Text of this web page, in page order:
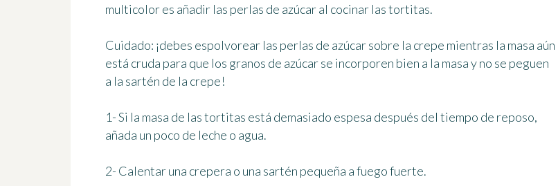
multicolor es añadir las perlas de azúcar al cocinar las tortitas.
Cuidado: ¡debes espolvorear las perlas de azúcar sobre la crepe mientras la masa aún
está cruda para que los granos de azúcar se incorporen bien a la masa y no se peguen
a la sartén de la crepe!
1- Si la masa de las tortitas está demasiado espesa después del tiempo de reposo,
añada un poco de leche o agua.
2- Calentar una crepera o una sartén pequeña a fuego fuerte.